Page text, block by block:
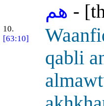
هم -
10.
[63:10]
qabli